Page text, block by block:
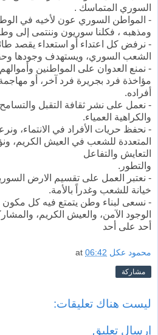
السوري المتماسك .
- المواطن السوري عون لأخيه في
ومذهبه ، فكلنا سوريون وننتمى إلى
- نرفض كل اعتداء أو استعداء يقصد
الشعب السوري، ويستهدف وجودها
- نمنع العدوان على المواطنين
مؤاخذة فرد بجريرة فرد آخر، أو
أفراده.
- نعمل على نشر ثقافة التقبل
والكراهية العمياء.
- نحفظ حريات الأفراد في الانتماء،
المتعددة للشعب في العيش الكريم،
التعايش والتفاعل
والتطور.
- نعتبر العمل على تقسيم الارض
خيانة للشعب وغدراً بالأمة.
- نسعى لبناء وطن يتمتع فيه كل
الوجود الآمن، والعيش الكريم،
أحد على أحد
محمود عكل at 06:42
مشاركة
ليست هناك تعليقات:
إرسال تعليق